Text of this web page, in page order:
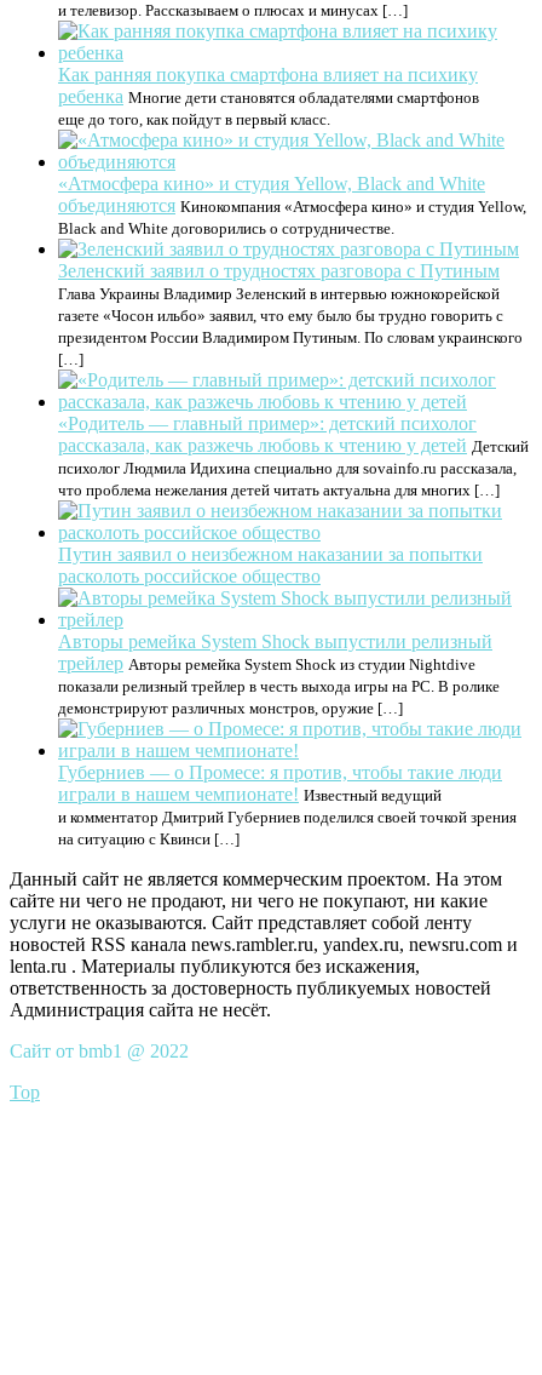
и телевизор. Рассказываем о плюсах и минусах […]
Как ранняя покупка смартфона влияет на психику
ребенка Многие дети становятся обладателями смартфонов
еще до того, как пойдут в первый класс.
«Атмосфера кино» и студия Yellow, Black and White
объединяются Кинокомпания «Атмосфера кино» и студия Yellow,
Black and White договорились о сотрудничестве.
Зеленский заявил о трудностях разговора с Путиным
Глава Украины Владимир Зеленский в интервью южнокорейской
газете «Чосон ильбо» заявил, что ему было бы трудно говорить с
президентом России Владимиром Путиным. По словам украинского
[…]
«Родитель — главный пример»: детский психолог
рассказала, как разжечь любовь к чтению у детей Детский
психолог Людмила Идихина специально для sovainfo.ru рассказала,
что проблема нежелания детей читать актуальна для многих […]
Путин заявил о неизбежном наказании за попытки
расколоть российское общество
Авторы ремейка System Shock выпустили релизный
трейлер Авторы ремейка System Shock из студии Nightdive
показали релизный трейлер в честь выхода игры на PC. В ролике
демонстрируют различных монстров, оружие […]
Губерниев — о Промесе: я против, чтобы такие люди
играли в нашем чемпионате! Известный ведущий
и комментатор Дмитрий Губерниев поделился своей точкой зрения
на ситуацию с Квинси […]
Данный сайт не является коммерческим проектом. На этом
сайте ни чего не продают, ни чего не покупают, ни какие
услуги не оказываются. Сайт представляет собой ленту
новостей RSS канала news.rambler.ru, yandex.ru, newsru.com и
lenta.ru . Материалы публикуются без искажения,
ответственность за достоверность публикуемых новостей
Администрация сайта не несёт.
Сайт от bmb1 @ 2022
Top